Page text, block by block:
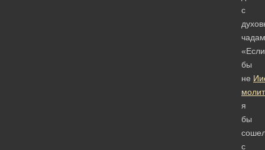
с
«Если
бы
не
я
бы
с